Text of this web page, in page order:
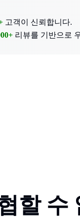
고객이 신뢰합니다.
리뷰를 기반으로
할 수